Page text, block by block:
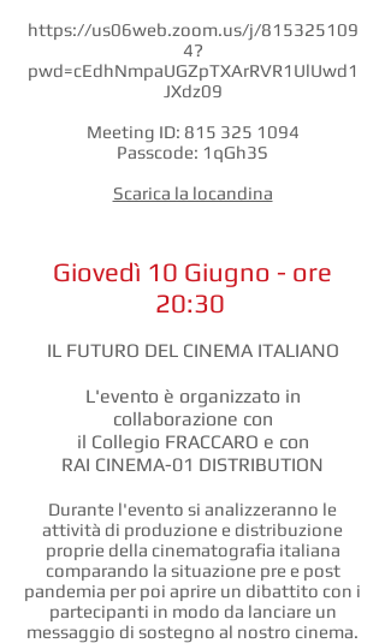
https://us06web.zoom.us/j/815325109
4?
pwd=cEdhNmpaUGZpTXArRVR1UlUwd1
JXdz09
Meeting ID: 815 325 1094
Passcode: 1qGh3S
Scarica la locandina
Giovedì 10 Giugno - ore
20:30
IL FUTURO DEL CINEMA ITALIANO
L'evento è organizzato in
collaborazione con
il Collegio FRACCARO e con
RAI CINEMA-01 DISTRIBUTION
Durante l'evento si analizzeranno le
attività di produzione e distribuzione
proprie della cinematografia italiana
comparando la situazione pre e post
pandemia per poi aprire un dibattito con i
partecipanti in modo da lanciare un
messaggio di sostegno al nostro cinema.